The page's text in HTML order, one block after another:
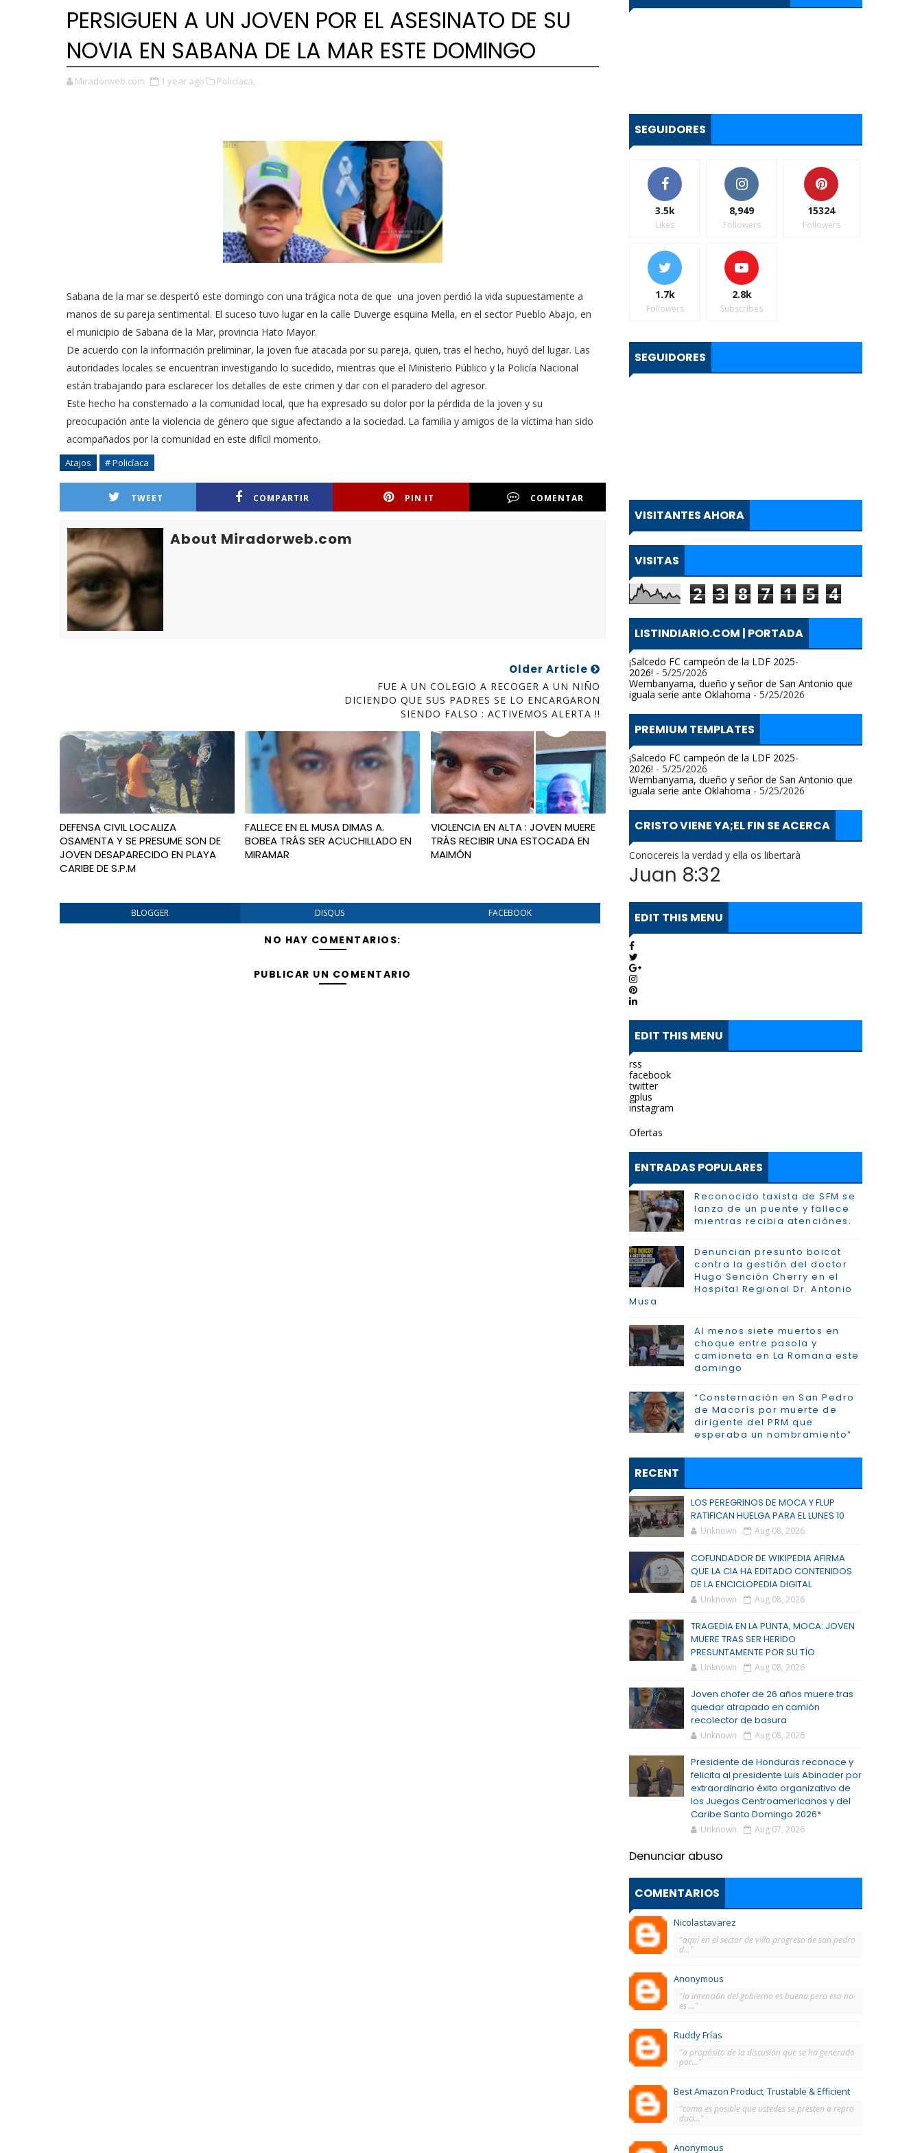
PERSIGUEN A UN JOVEN POR EL ASESINATO DE SU
NOVIA EN SABANA DE LA MAR ESTE DOMINGO
Miradorweb.com 1 year ago Policíaca,
Sabana de la mar se despertó este domingo con una trágica nota de que una joven perdió la vida supuestamente a
manos de su pareja sentimental. El suceso tuvo lugar en la calle Duverge esquina Mella, en el sector Pueblo Abajo, en
el municipio de Sabana de la Mar, provincia Hato Mayor.
De acuerdo con la información preliminar, la joven fue atacada por su pareja, quien, tras el hecho, huyó del lugar. Las
autoridades locales se encuentran investigando lo sucedido, mientras que el Ministerio Público y la Policía Nacional
están trabajando para esclarecer los detalles de este crimen y dar con el paradero del agresor.
Este hecho ha consternado a la comunidad local, que ha expresado su dolor por la pérdida de la joven y su
preocupación ante la violencia de género que sigue afectando a la sociedad. La familia y amigos de la víctima han sido
acompañados por la comunidad en este difícil momento.
Atajos # Policíaca
TWEET COMPARTIR PIN IT COMENTAR
About Miradorweb.com
Older Article
FUE A UN COLEGIO A RECOGER A UN NIÑO
DICIENDO QUE SUS PADRES SE LO ENCARGARON
SIENDO FALSO : ACTIVEMOS ALERTA !!
DEFENSA CIVIL LOCALIZA
OSAMENTA Y SE PRESUME SON DE
JOVEN DESAPARECIDO EN PLAYA
CARIBE DE S.P.M
FALLECE EN EL MUSA DIMAS A.
BOBEA TRÁS SER ACUCHILLADO EN
MIRAMAR
VIOLENCIA EN ALTA : JOVEN MUERE
TRÁS RECIBIR UNA ESTOCADA EN
MAIMÓN
BLOGGER DISQUS FACEBOOK
NO HAY COMENTARIOS:
PUBLICAR UN COMENTARIO
SEGUIDORES
3.5k
Likes
8,949
Followers
15324
Followers
1.7k
Followers
2.8k
Subscribes
SEGUIDORES
VISITANTES AHORA
VISITAS
2 3 8 7 1 5 4
LISTINDIARIO.COM | PORTADA
¡Salcedo FC campeón de la LDF 2025-
2026! - 5/25/2026
Wembanyama, dueño y señor de San Antonio que
iguala serie ante Oklahoma - 5/25/2026
PREMIUM TEMPLATES
¡Salcedo FC campeón de la LDF 2025-
2026! - 5/25/2026
Wembanyama, dueño y señor de San Antonio que
iguala serie ante Oklahoma - 5/25/2026
CRISTO VIENE YA;EL FIN SE ACERCA
Conocereis la verdad y ella os libertarà
Juan 8:32
EDIT THIS MENU
EDIT THIS MENU
rss
facebook
twitter
gplus
instagram
Ofertas
ENTRADAS POPULARES
Reconocido taxista de SFM se
lanza de un puente y fallece
mientras recibia atenciónes.
Denuncian presunto boicot
contra la gestión del doctor
Hugo Sención Cherry en el
Hospital Regional Dr. Antonio
Musa
Al menos siete muertos en
choque entre pasola y
camioneta en La Romana este
domingo
“Consternación en San Pedro
de Macorís por muerte de
dirigente del PRM que
esperaba un nombramiento”
RECENT
LOS PEREGRINOS DE MOCA Y FLUP
RATIFICAN HUELGA PARA EL LUNES 10
Unknown Aug 08, 2026
COFUNDADOR DE WIKIPEDIA AFIRMA
QUE LA CIA HA EDITADO CONTENIDOS
DE LA ENCICLOPEDIA DIGITAL
Unknown Aug 08, 2026
TRAGEDIA EN LA PUNTA, MOCA: JOVEN
MUERE TRAS SER HERIDO
PRESUNTAMENTE POR SU TÍO
Unknown Aug 08, 2026
Joven chofer de 26 años muere tras
quedar atrapado en camión
recolector de basura
Unknown Aug 08, 2026
Presidente de Honduras reconoce y
felicita al presidente Luis Abinader por
extraordinario éxito organizativo de
los Juegos Centroamericanos y del
Caribe Santo Domingo 2026*
Unknown Aug 07, 2026
Denunciar abuso
COMENTARIOS
Nicolastavarez
"aquí en el sector de villa progreso de san pedro
d..."
Anonymous
"la intención del gobierno es buena.pero eso no
es ..."
Ruddy Frías
"a propósito de la discusión que se ha generado
por..."
Best Amazon Product, Trustable & Efficient
"como es posible que ustedes se presten a repro
duci..."
Anonymous